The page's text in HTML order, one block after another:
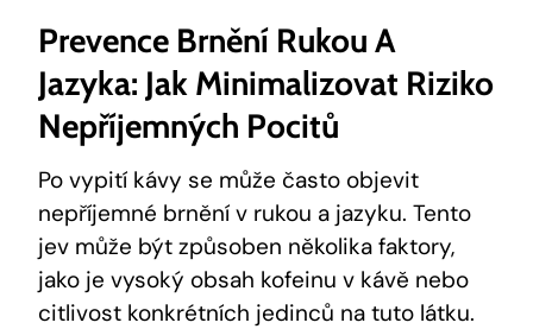
Prevence Brnění Rukou A
Jazyka: Jak Minimalizovat Riziko
Nepříjemných Pocitů
Po vypití kávy se může často objevit
nepříjemné brnění v rukou a jazyku. Tento
jev může být způsoben několika faktory,
jako je vysoký obsah kofeinu v kávě nebo
citlivost konkrétních jedinců na tuto látku.